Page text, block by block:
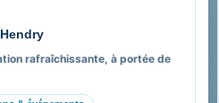
rafraîchissante, à portée de
Pub France
pour moi ?